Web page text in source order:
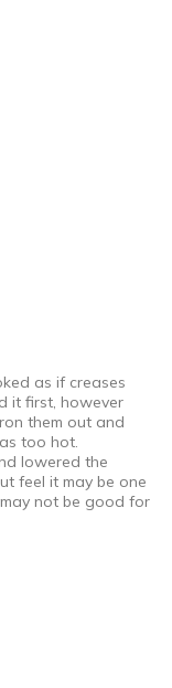
as if creases
it first, however
them out and
too hot.
lowered the
feel it may be one
not be good for